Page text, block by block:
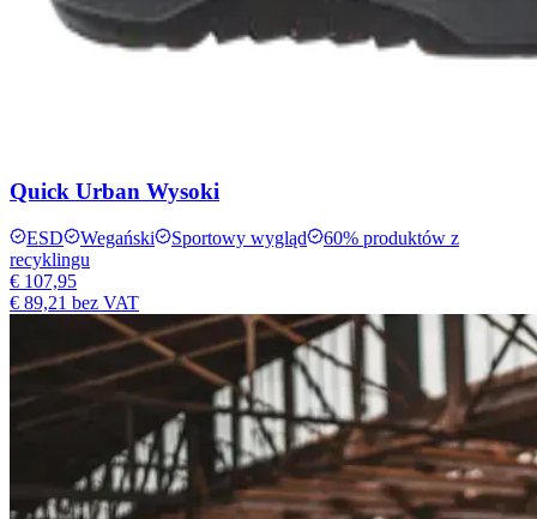
Quick Urban Wysoki
ESD Wegański Sportowy wygląd
60% produktów z
recyklingu
€ 107,95
€ 89,21 bez VAT